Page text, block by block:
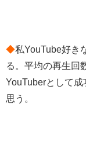
◆私YouTube好き
る。平均の再生回
YouTuberとして
思う。